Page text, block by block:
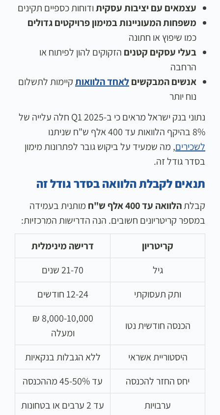
עצמאים עם יציבות עסקיתודוחות כספיים תקינים
משפחות המעוניינות במימון פרויקטים גדולים
כמו שיפוץ או חתונה
בעלי עסקים קטנים הזקוקים להון לפיתוח או
הרחבה
אנשים המבקשיםלאחד הלוואותקיימות לתשלום
נוח יותר
נתוני בנק ישראל מראים כי ב-Q1 2025 חלה עלייה של
8% בהיקף הלוואות עד 400 אלף ש"ח שניתנו
לשכירים, מה שמעיד על ביקוש גובר לפתרונות מימון
בסדר גודל זה.
תנאים לקבלת הלוואה בסדר גודל זה
קבלתהלוואה עד 400 אלף ש"ח
מותנית בעמידה
במספר קריטריונים חשובים. הנה הדרישות המרכזיות:
קריטריון
דרישה מינימלית
גיל
21-70 שנים
ותק תעסוקתי
12-24 חודשים
הכנסה חודשית נטו
8,000-10,000 ₪
ומעלה
היסטוריית אשראי
ללא הגבלות בנקאיות
יחס החזר להכנסה
עד 45-50% מההכנסה
ערבויות
עד 2 ערבים או בטחונות